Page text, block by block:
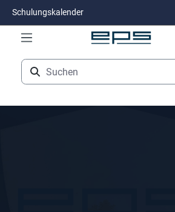
Zum Hauptinhalt springen
Schulungskalender